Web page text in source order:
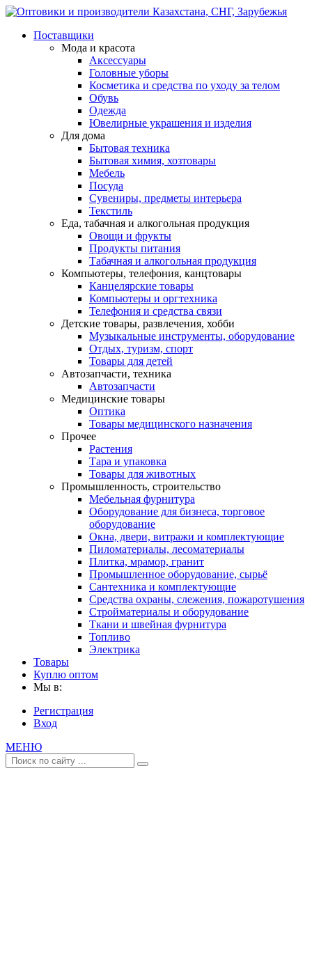
Поставщики
Мода и красота
Аксессуары
Головные уборы
Косметика и средства по уходу за телом
Обувь
Одежда
Ювелирные украшения и изделия
Для дома
Бытовая техника
Бытовая химия, хозтовары
Мебель
Посуда
Сувениры, предметы интерьера
Текстиль
Еда, табачная и алкогольная продукция
Овощи и фрукты
Продукты питания
Табачная и алкогольная продукция
Компьютеры, телефония, канцтовары
Канцелярские товары
Компьютеры и оргтехника
Телефония и средства связи
Детские товары, развлечения, хобби
Музыкальные инструменты, оборудование
Отдых, туризм, спорт
Товары для детей
Автозапчасти, техника
Автозапчасти
Медицинские товары
Оптика
Товары медицинского назначения
Прочее
Растения
Тара и упаковка
Товары для животных
Промышленность, строительство
Мебельная фурнитура
Оборудование для бизнеса, торговое
оборудование
Окна, двери, витражи и комплектующие
Пиломатериалы, лесоматериалы
Плитка, мрамор, гранит
Промышленное оборудование, сырьё
Сантехника и комплектующие
Средства охраны, слежения, пожаротушения
Стройматериалы и оборудование
Ткани и швейная фурнитура
Топливо
Электрика
Товары
Куплю оптом
Мы в:
Регистрация
Вход
МЕНЮ